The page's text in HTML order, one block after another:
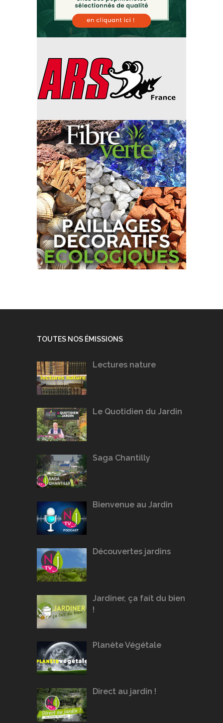
TOUTES NOS ÉMISSIONS
Lectures nature
Le Quotidien du Jardin
Saga Chantilly
Bienvenue au Jardin
Découvertes jardins
Jardiner, ça fait du bien
!
Planète Végétale
Direct au jardin !